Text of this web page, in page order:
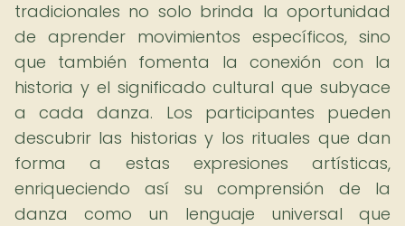
tradicionales no solo brinda la oportunidad
de aprender movimientos específicos, sino
que también fomenta la conexión con la
historia y el significado cultural que subyace
a cada danza. Los participantes pueden
descubrir las historias y los rituales que dan
forma a estas expresiones artísticas,
enriqueciendo así su comprensión de la
danza como un lenguaje universal que